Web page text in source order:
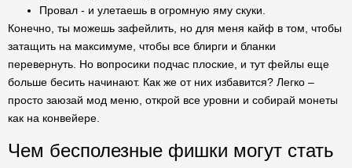
Провал - и улетаешь в огромную яму скуки.
Конечно, ты можешь зафейлить, но для меня кайф в том, чтобы
затащить на максимуме, чтобы все блирги и бланки
перевернуть. Но вопросики подчас плоские, и тут фейлы еще
больше бесить начинают. Как же от них избавится? Легко –
просто заюзай мод меню, открой все уровни и собирай монеты
как на конвейере.
Чем бесполезные фишки могут стать